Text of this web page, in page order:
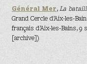
Général Mer,La
Grand Cercle d’Aix-les-
français d’Aix-les-Bains, 9
[archive])